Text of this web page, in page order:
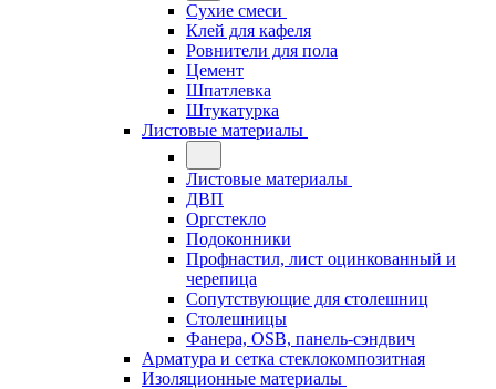
Сухие смеси
Клей для кафеля
Ровнители для пола
Цемент
Шпатлевка
Штукатурка
Листовые материалы
Листовые материалы
ДВП
Оргстекло
Подоконники
Профнастил, лист оцинкованный и
черепица
Сопутствующие для столешниц
Столешницы
Фанера, OSB, панель-сэндвич
Арматура и сетка стеклокомпозитная
Изоляционные материалы